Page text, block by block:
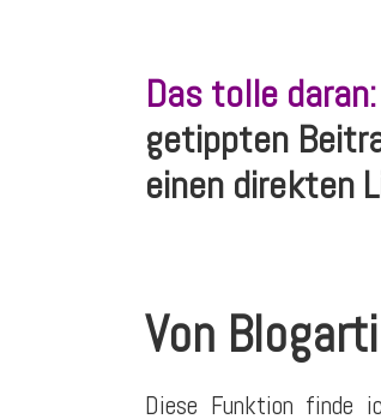
Das tolle daran:
getippten
einen direkten
Von
Diese Funktion finde